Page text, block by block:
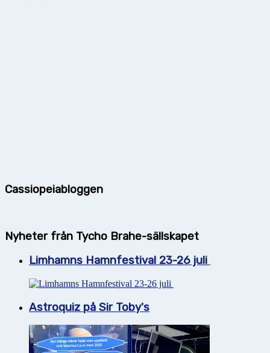
Cassiopeiabloggen
Nyheter från Tycho Brahe-sällskapet
Limhamns Hamnfestival 23-26 juli
Astroquiz på Sir Toby's